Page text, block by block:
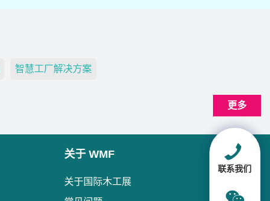
智慧工厂解决方案
更多
关于 WMF
关于国际木工展
联系我们